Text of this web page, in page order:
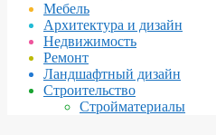
Мебель
Архитектура и дизайн
Недвижимость
Ремонт
Ландшафтный дизайн
Строительство
Стройматериалы